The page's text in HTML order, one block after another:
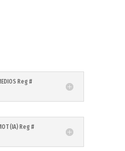
Reg #
(IA) Reg #